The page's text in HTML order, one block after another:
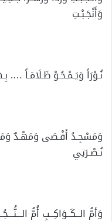
وَأَنْجَـبْـتِ
نُـوْرَاً وَيَـمْـحُـوْ ظَـلَامَـاً ….
وَمَسْجِـدُ أَقْـصَى وَمَهْـدٌ
نُـصْـرَتِي
وَأمُّ الــكَــوَاكِــبِ أُمُّ